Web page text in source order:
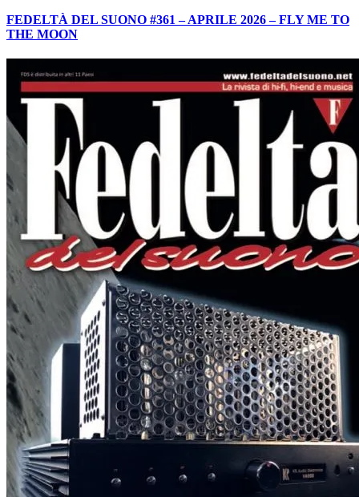
FEDELTÀ DEL SUONO #361 – APRILE 2026 – FLY ME TO
THE MOON